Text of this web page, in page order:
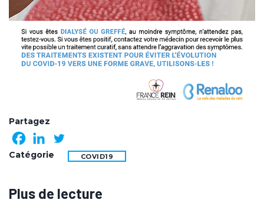
Partagez
Catégorie COVID19
Plus de lecture